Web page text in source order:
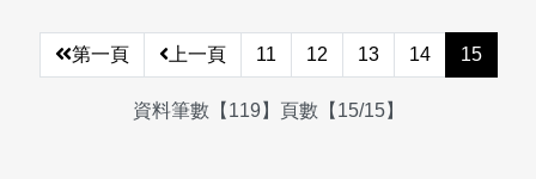
第一頁 上一頁 11 12 13 14 15
資料筆數【119】頁數【15/15】